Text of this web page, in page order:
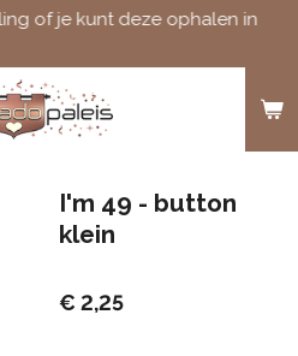
of je kunt deze ophalen in
I'm 49 - button
klein
€ 2,25